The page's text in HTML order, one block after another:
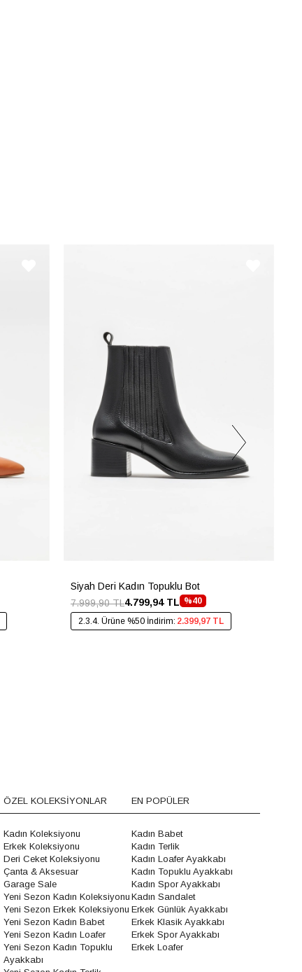
Siyah Deri Kadın Topuklu Bot
%40
4.799,94 TL
7.999,90 TL
2.3.4. Ürüne %50 İndirim: 2.399,97 TL
ÖZEL KOLEKSİYONLAR
Kadın Koleksiyonu
Erkek Koleksiyonu
Deri Ceket Koleksiyonu
Çanta & Aksesuar
Garage Sale
Yeni Sezon Kadın Koleksiyonu
Yeni Sezon Erkek Koleksiyonu
Yeni Sezon Kadın Babet
Yeni Sezon Kadın Loafer
Yeni Sezon Kadın Topuklu
Ayakkabı
EN POPÜLER
Kadın Babet
Kadın Terlik
Kadın Loafer Ayakkabı
Kadın Topuklu Ayakkabı
Kadın Spor Ayakkabı
Kadın Sandalet
Erkek Günlük Ayakkabı
Erkek Klasik Ayakkabı
Erkek Spor Ayakkabı
Erkek Loafer